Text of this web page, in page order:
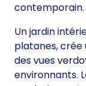
contemporain.
Un jardin
platanes,
des vues
environnants.